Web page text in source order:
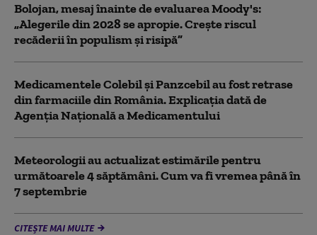
Bolojan, mesaj înainte de evaluarea Moody's:
„Alegerile din 2028 se apropie. Crește riscul
recăderii în populism și risipă”
Medicamentele Colebil și Panzcebil au fost retrase
din farmaciile din România. Explicația dată de
Agenția Națională a Medicamentului
Meteorologii au actualizat estimările pentru
următoarele 4 săptămâni. Cum va fi vremea până în
7 septembrie
CITEȘTE MAI MULTE